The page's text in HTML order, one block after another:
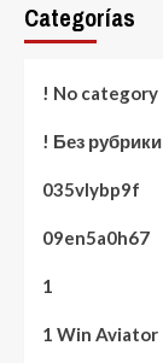
Categorías
! No category
! Без рубрики
035vlybp9f
09en5a0h67
1
1 Win Aviator